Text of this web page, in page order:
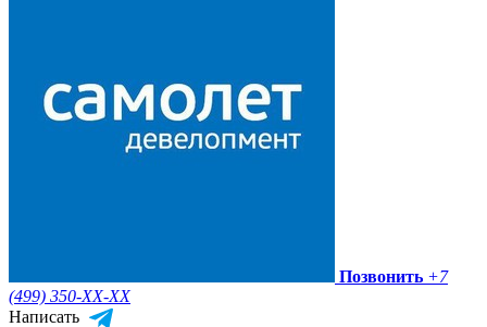
Позвонить +7
(499) 350-XX-XX
Написать